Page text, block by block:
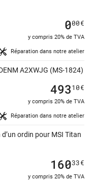
Réparation dans notre atelier
000€
y compris 20% de TVA
A2XWJG (MS-1824)
Réparation dans notre atelier
49310€
y compris 20% de TVA
ordin pour MSI Titan
16033€
y compris 20% de TVA